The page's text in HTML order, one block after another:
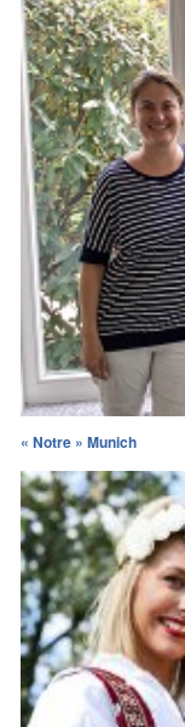
« Notre » Munich